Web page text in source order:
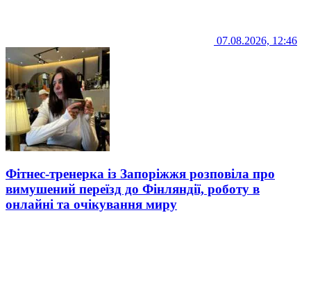
07.08.2026, 12:46
Фітнес-тренерка із Запоріжжя розповіла про
вимушений переїзд до Фінляндії, роботу в
онлайні та очікування миру